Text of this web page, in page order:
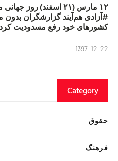
۱۲ مارس (۲۱ اسفند) روز
کشورهای خود رفع مسدودیت کرد
1397-12-22
Category
حقوق
فرهنگ